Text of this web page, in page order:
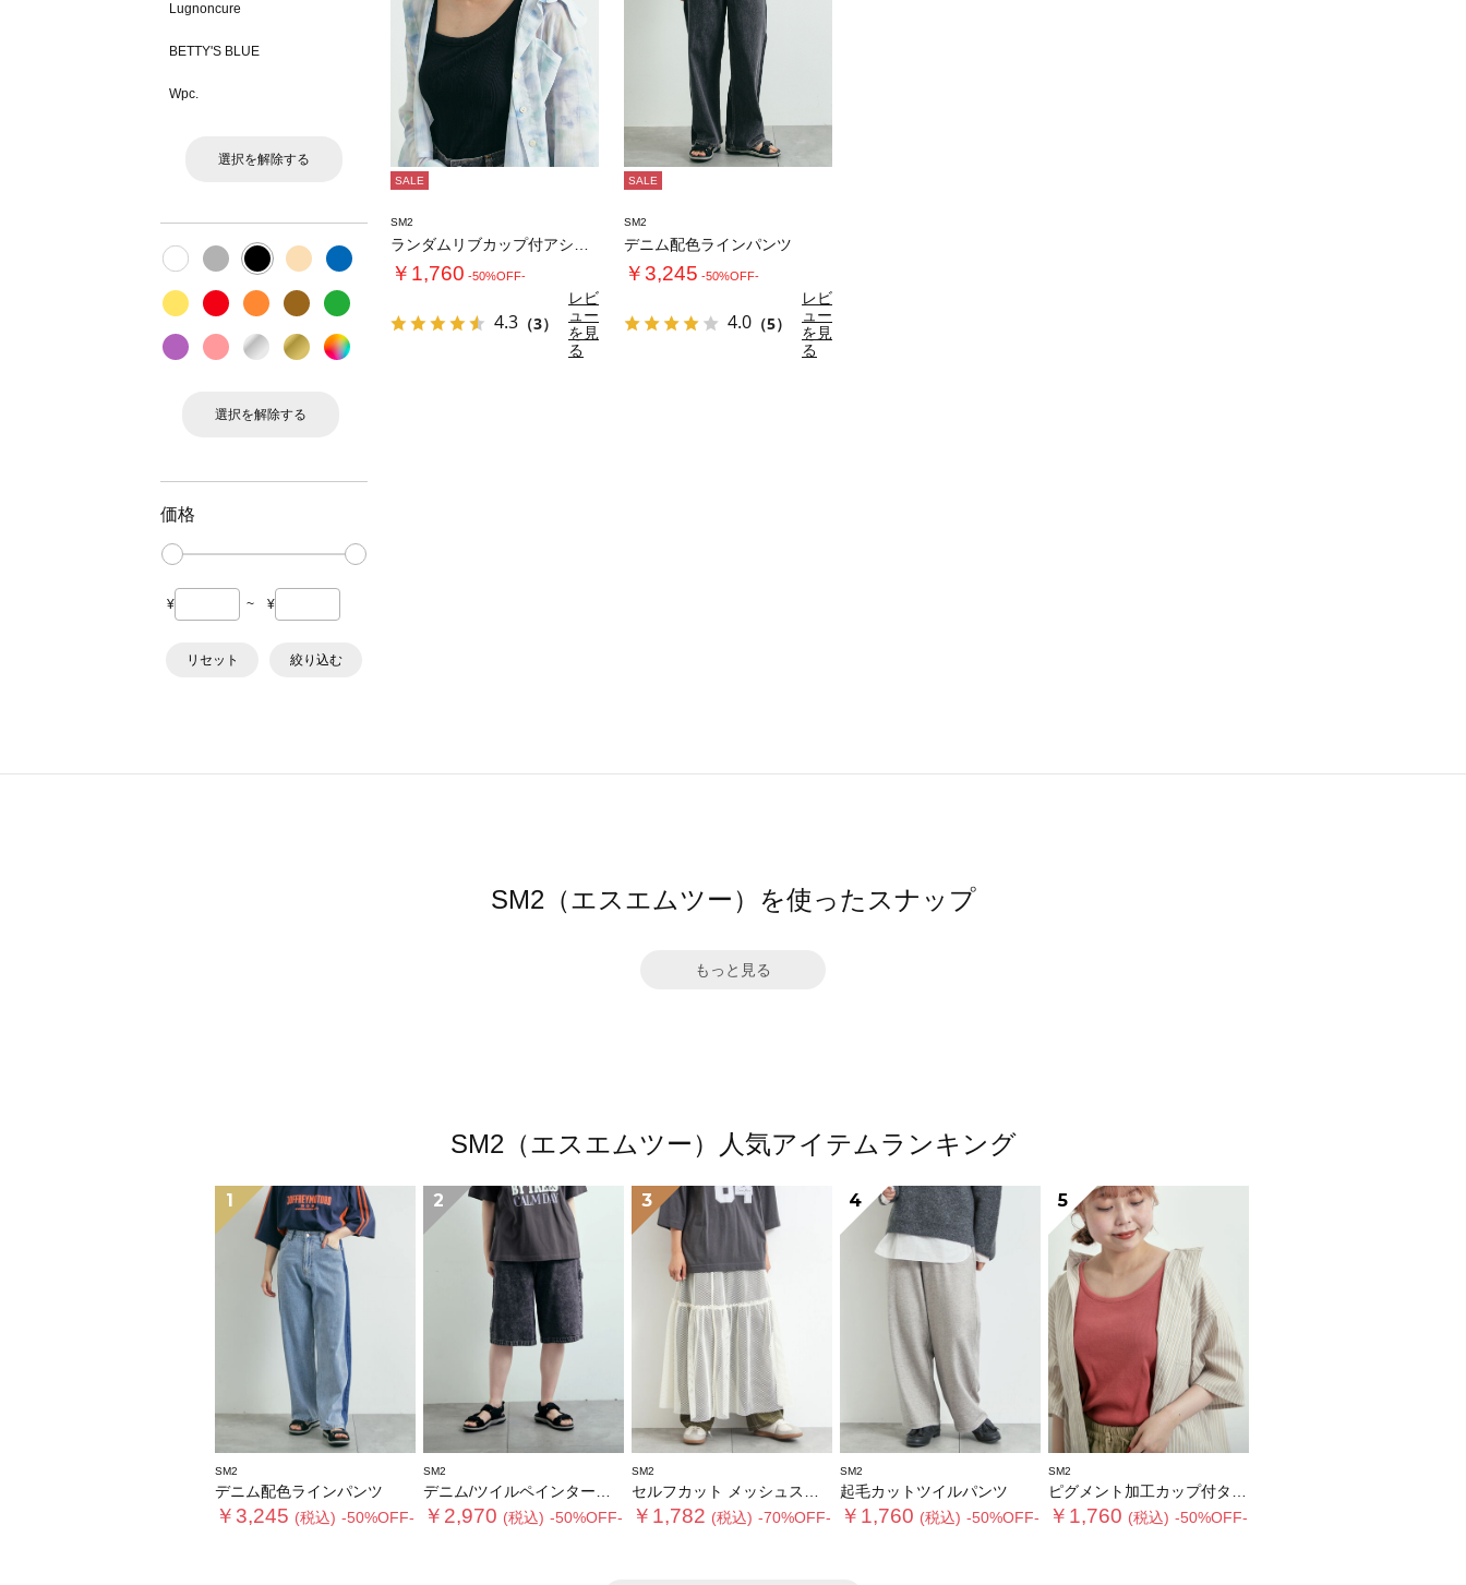
Lugnoncure
BETTY'S BLUE
Wpc.
選択を解除する
選択を解除する
価格
¥ ~ ¥
リセット 絞り込む
SALE
SM2
￥1,760 -50%OFF-
4.3 （3）
レビ
ュー
を見
る
SALE
SM2
デニム配色ラインパンツ
￥3,245 -50%OFF-
4.0 （5）
レビ
ュー
を見
る
SM2（エスエムツー）を使ったスナップ
もっと見る
SM2（エスエムツー）人気アイテムランキング
1
SM2
デニム配色ラインパンツ
￥3,245 (税込) -50%OFF-
2
SM2
デニム/ツイルペインターハーフパンツ
￥2,970 (税込) -50%OFF-
3
SM2
セルフカット メッシュスカート
￥1,782 (税込) -70%OFF-
4
SM2
起毛カットツイルパンツ
￥1,760 (税込) -50%OFF-
5
SM2
ピグメント加工カップ付タンクトップ
￥1,760 (税込) -50%OFF-